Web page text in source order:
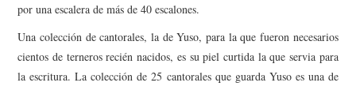
por una escalera de más de 40 escalones.
Una colección de cantorales, la de Yuso, para la que fueron necesarios
cientos de terneros recién nacidos, es su piel curtida la que servia para
la escritura. La colección de 25 cantorales que guarda Yuso es una de